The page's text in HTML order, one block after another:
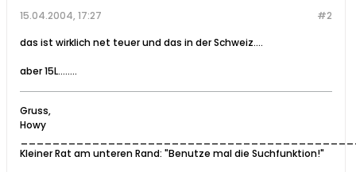
#2
15.04.2004, 17:27
das ist wirklich net teuer und das in der Schweiz....
aber 15L........
Gruss,
Howy
Kleiner Rat am unteren Rand: "Benutze mal die Suchfunktion!"